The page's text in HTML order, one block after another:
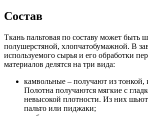
Состав
Ткань пальтовая по составу может быть
полушерстяной, хлопчатобумажной. В
используемого сырья и его обработки
материалов делятся на три вида:
камвольные – получают из тонкой,
Полотна получаются мягкие с
невысокой плотности. Из них
пальто или пиджаки;